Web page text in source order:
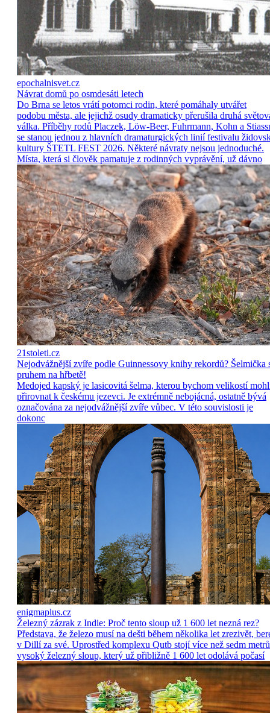
epochalnisvet.cz
Návrat domů po osmdesáti letech
Do Brna se letos vrátí potomci rodin, které pomáhaly utvářet
podobu města, ale jejichž osudy dramaticky přerušila druhá
válka. Příběhy rodů Placzek, Löw-Beer, Fuhrmann, Kohn a
se stanou jednou z hlavních dramaturgických linií festivalu
kultury ŠTETL FEST 2026. Některé návraty nejsou jednoduché.
Místa, která si člověk pamatuje z rodinných vyprávění, už dávno
21stoleti.cz
Nejodvážnější zvíře podle Guinnessovy knihy rekordů? Šelmička
pruhem na hřbetě!
Medojed kapský je lasicovitá šelma, kterou bychom velikostí
přirovnat k českému jezevci. Je extrémně nebojácná, ostatně bývá
označována za nejodvážnější zvíře vůbec. V této souvislosti je
dokonc
enigmaplus.cz
Železný zázrak z Indie: Proč tento sloup už 1 600 let nezná rez?
Představa, že železo musí na dešti během několika let zrezivět,
v Dillí za své. Uprostřed komplexu Qutb stojí více než sedm metrů
vysoký železný sloup, který už přibližně 1 600 let odolává počasí